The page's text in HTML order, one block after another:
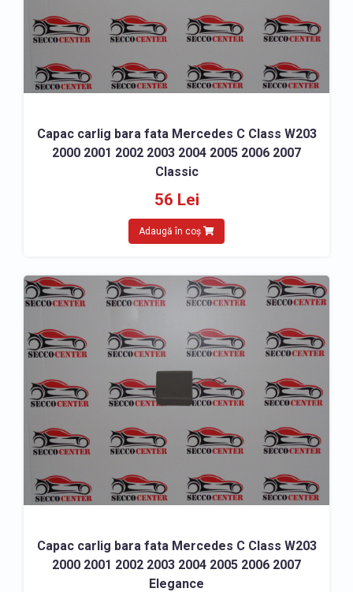
Capac carlig bara fata Mercedes C Class W203
2000 2001 2002 2003 2004 2005 2006 2007
Classic
56 Lei
Adaugă în coș
Capac carlig bara fata Mercedes C Class W203
2000 2001 2002 2003 2004 2005 2006 2007
Elegance